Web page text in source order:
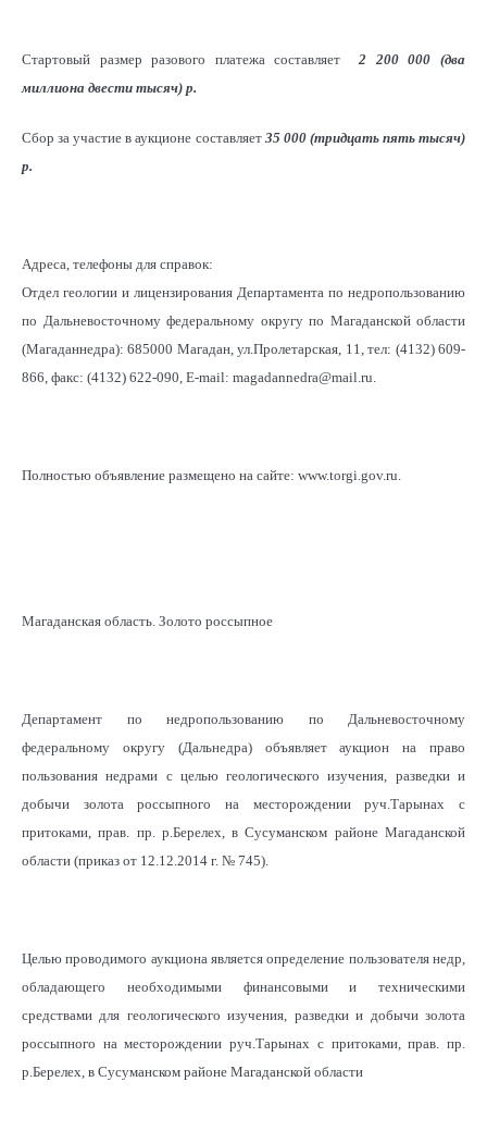
Стартовый размер разового платежа составляет2 200 000 (два
миллиона двести тысяч) р.
Сбор за участие в аукционе составляет 35 000 (тридцать пять тысяч)
р.
Адреса, телефоны для справок:
Отдел геологии и лицензирования Департамента по недропользованию
по Дальневосточному федеральному округу по Магаданской области
(Магаданнедра): 685000 Магадан, ул.Пролетарская, 11, тел: (4132) 609-
866, факс: (4132) 622-090, E-mail: magadannedra@mail.ru.
Полностью объявление размещено на сайте: www.torgi.gov.ru.
Магаданская область. Золото россыпное
Департамент по недропользованию по Дальневосточному
федеральному округу (Дальнедра) объявляет аукцион на право
пользования недрами с целью геологического изучения, разведки и
добычи золота россыпного на месторождении руч.Тарынах с
притоками, прав. пр. р.Берелех, в Сусуманском районе Магаданской
области (приказ от 12.12.2014 г. № 745).
Целью проводимого аукциона является определение пользователя недр,
обладающего необходимыми финансовыми и техническими
средствами для геологического изучения, разведки и добычи золота
россыпного на месторождении руч.Тарынах с притоками, прав. пр.
р.Берелех, в Сусуманском районе Магаданской области